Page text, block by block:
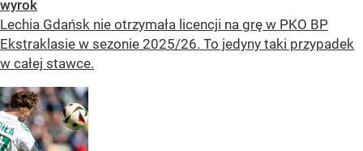
wyrok
Lechia Gdańsk nie otrzymała licencji na grę w PKO BP
Ekstraklasie w sezonie 2025/26. To jedyny taki przypadek
w całej stawce.